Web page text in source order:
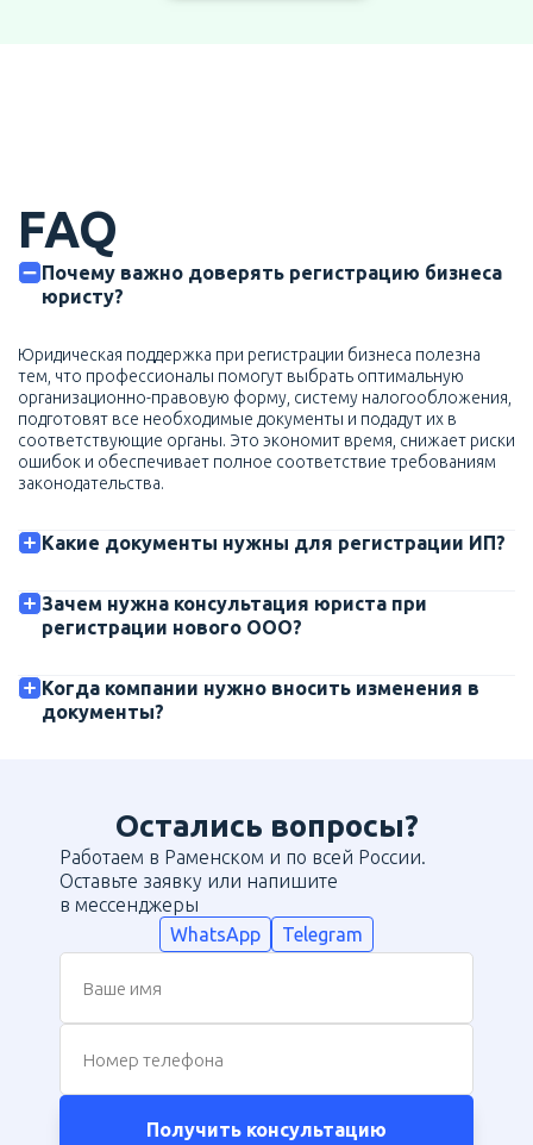
FAQ
Почему важно доверять регистрацию бизнеса
юристу?
Юридическая поддержка при регистрации бизнеса полезна
тем, что профессионалы помогут выбрать оптимальную
организационно-правовую форму, систему налогообложения,
подготовят все необходимые документы и подадут их в
соответствующие органы. Это экономит время, снижает риски
ошибок и обеспечивает полное соответствие требованиям
законодательства.
Какие документы нужны для регистрации ИП?
Зачем нужна консультация юриста при
регистрации нового ООО?
Когда компании нужно вносить изменения в
документы?
Остались вопросы?
Работаем в Раменском и по всей России.
Оставьте заявку или напишите
в мессенджеры
WhatsApp
Telegram
Ваше имя
Номер телефона
Получить консультацию